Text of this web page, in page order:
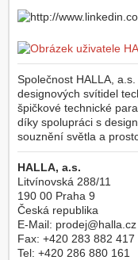
Společnost HALLA,
designových svítidel
špičkové technické
díky spolupráci s
souznění světla a
HALLA, a.s.
Litvínovská 288/11
190 00 Praha 9
Česká republika
E-Mail: prodej@halla.cz
Fax: +420 283 882 417
Tel: +420 286 880 161